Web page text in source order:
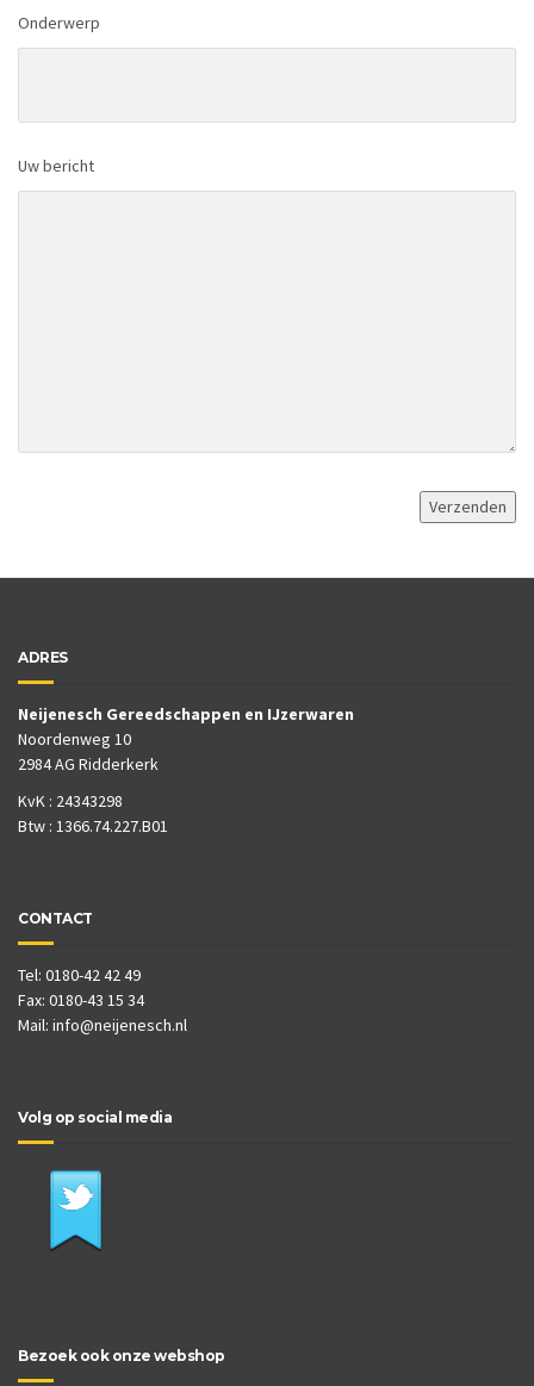
Onderwerp
Uw bericht
ADRES
Neijenesch Gereedschappen en IJzerwaren
Noordenweg 10
2984 AG Ridderkerk
KvK : 24343298
Btw : 1366.74.227.B01
CONTACT
Tel: 0180-42 42 49
Fax: 0180-43 15 34
Mail: info@neijenesch.nl
Volg op social media
Bezoek ook onze webshop